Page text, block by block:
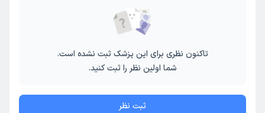
تاکنون نظری برای این پزشک ثبت نشده است.
شما اولین نظر را ثبت کنید.
ثبت نظر